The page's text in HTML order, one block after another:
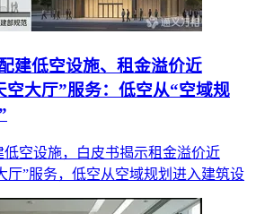
建低空设施、租金溢价近
空大厅”服务：低空从“空域规
空设施，白皮书揭示租金溢价近
厅”服务，低空从空域规划进入建筑设